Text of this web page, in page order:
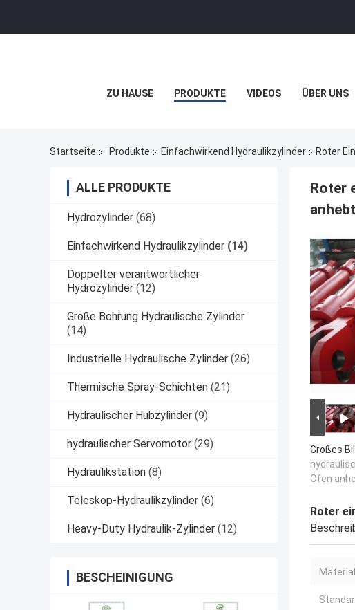
ZU HAUSE PRODUKTE VIDEOS ÜBER UNS
Startseite Produkte Einfachwirkend Hydraulikzylinder Roter
ALLE PRODUKTE
Hydrozylinder (68)
Einfachwirkend Hydraulikzylinder (14)
Doppelter verantwortlicher
Hydrozylinder (12)
Große Bohrung Hydraulische Zylinder
(14)
Industrielle Hydraulische Zylinder (26)
Thermische Spray-Schichten (21)
Hydraulischer Hubzylinder (9)
hydraulischer Servomotor (29)
Hydraulikstation (8)
Teleskop-Hydraulikzylinder (6)
Heavy-Duty Hydraulik-Zylinder (12)
BESCHEINIGUNG
Roter
anhebt
Großes
Ofen
Roter